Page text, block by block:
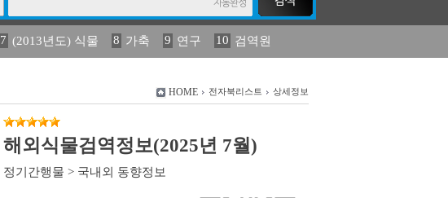
7 (2013년도) 식물 8 가축 9 연구 10 검역원
16 관리 17 연보 18 2023 19 농림수산
HOME 전자북리스트 상세정보
해외식물검역정보(2025년 7월)
정기간행물 > 국내외 동향정보